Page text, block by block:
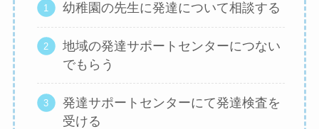
幼稚園の先生に発達について相談する
地域の発達サポートセンターにつない
でもらう
発達サポートセンターにて発達検査を
受ける